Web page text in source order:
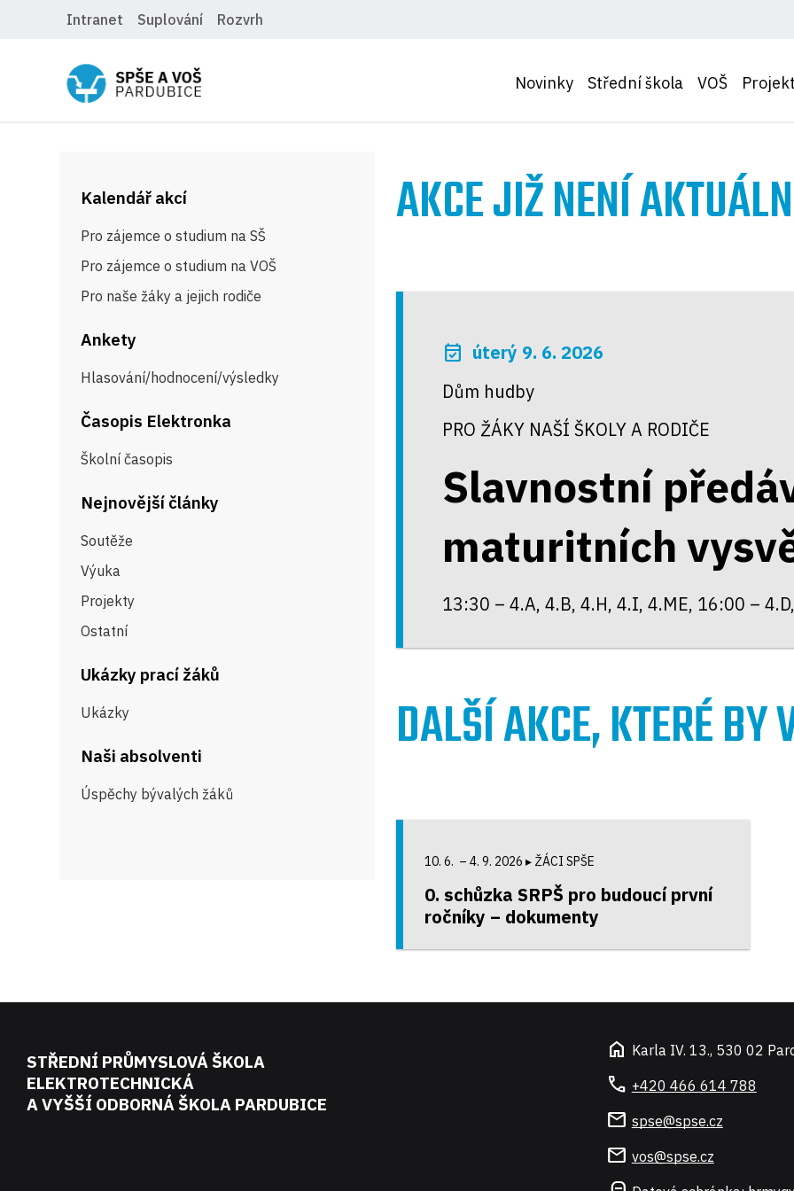
Intranet Suplování Rozvrh
Novinky Střední škola VOŠ
AKCE JIŽ NENÍ
event_available úterý 9. 6. 2026
Dům hudby
PRO ŽÁKY NAŠÍ ŠKOLY A RODIČE
Slavnostní
maturitních
13:30 – 4.A, 4.B, 4.H, 4.I, 4.ME, 16:00 – 4.D,
DALŠÍ AKCE, KTERÉ
10. 6. – 4. 9. 2026 ▸ ŽÁCI SPŠE
0. schůzka SRPŠ pro budoucí první
ročníky – dokumenty
Kalendář akcí
Pro zájemce o studium na SŠ
Pro zájemce o studium na VOŠ
Pro naše žáky a jejich rodiče
Ankety
Hlasování/hodnocení/výsledky
Časopis Elektronka
Školní časopis
Nejnovější články
Soutěže
Výuka
Projekty
Ostatní
Ukázky prací žáků
Ukázky
Naši absolventi
Úspěchy bývalých žáků
STŘEDNÍ PRŮMYSLOVÁ ŠKOLA
ELEKTROTECHNICKÁ
A VYŠŠÍ ODBORNÁ ŠKOLA PARDUBICE
home Karla IV. 13., 530 02
call +420 466 614 788
mail spse@spse.cz
mail vos@spse.cz